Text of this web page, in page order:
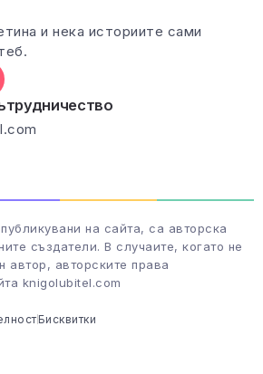
и нека историите сами
на сайта, са авторска
създатели. В случаите, когато не
автор, авторските права
knigolubitel.com
Бисквитки